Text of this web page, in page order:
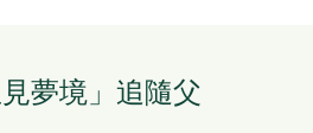
夢境」追隨父